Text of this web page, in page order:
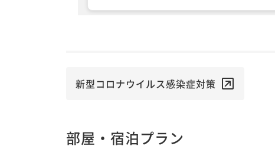
が、メインのお肉にインパクトがあれば完璧
新型コロナウイルス感染症対策
部屋・宿泊プラン